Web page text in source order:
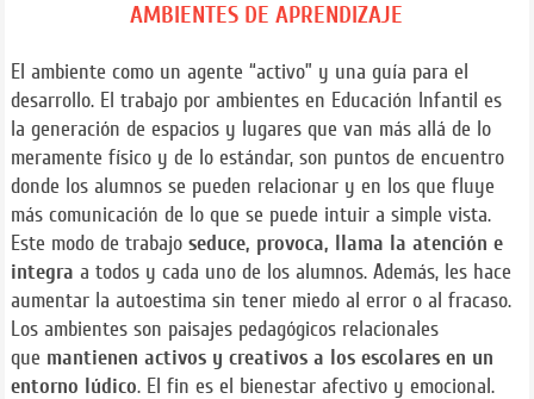
AMBIENTES DE APRENDIZAJE
El ambiente como un agente “activo” y una guía para el
desarrollo. El trabajo por ambientes en Educación Infantil es
la generación de espacios y lugares que van más allá de lo
meramente físico y de lo estándar, son puntos de encuentro
donde los alumnos se pueden relacionar y en los que fluye
más comunicación de lo que se puede intuir a simple vista.
Este modo de trabajo seduce, provoca, llama la atención e
integra a todos y cada uno de los alumnos. Además, les hace
aumentar la autoestima sin tener miedo al error o al fracaso.
Los ambientes son paisajes pedagógicos relacionales
que mantienen activos y creativos a los escolares en un
entorno lúdico. El fin es el bienestar afectivo y emocional.